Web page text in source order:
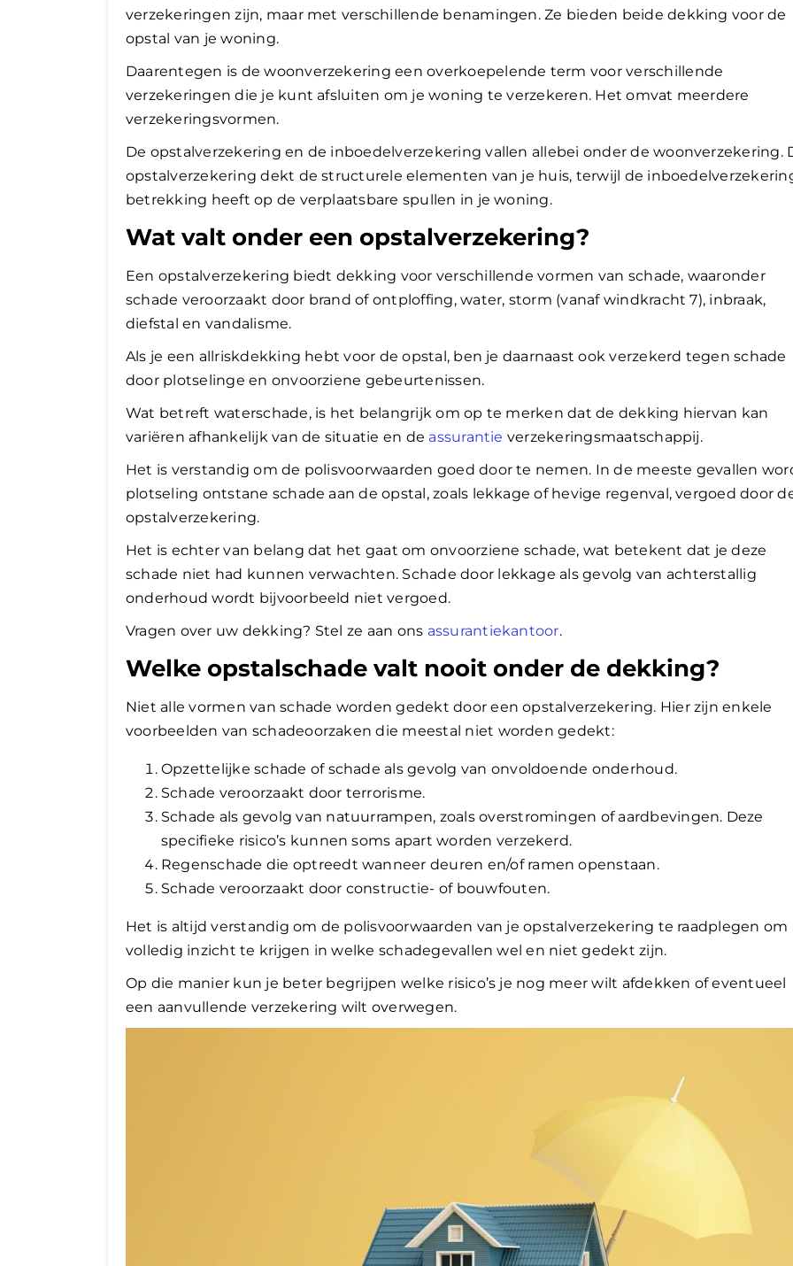
verzekeringen zijn, maar met verschillende benamingen. Ze bieden beide dekking voor de
opstal van je woning.
Daarentegen is de woonverzekering een overkoepelende term voor verschillende
verzekeringen die je kunt afsluiten om je woning te verzekeren. Het omvat meerdere
verzekeringsvormen.
De opstalverzekering en de inboedelverzekering vallen allebei onder de woonverzekering.
opstalverzekering dekt de structurele elementen van je huis, terwijl de
betrekking heeft op de verplaatsbare spullen in je woning.
Wat valt onder een opstalverzekering?
Een opstalverzekering biedt dekking voor verschillende vormen van schade, waaronder
schade veroorzaakt door brand of ontploffing, water, storm (vanaf windkracht 7), inbraak,
diefstal en vandalisme.
Als je een allriskdekking hebt voor de opstal, ben je daarnaast ook verzekerd tegen schade
door plotselinge en onvoorziene gebeurtenissen.
Wat betreft waterschade, is het belangrijk om op te merken dat de dekking hiervan kan
variëren afhankelijk van de situatie en de assurantie verzekeringsmaatschappij.
Het is verstandig om de polisvoorwaarden goed door te nemen. In de meeste gevallen
plotseling ontstane schade aan de opstal, zoals lekkage of hevige regenval, vergoed door
opstalverzekering.
Het is echter van belang dat het gaat om onvoorziene schade, wat betekent dat je deze
schade niet had kunnen verwachten. Schade door lekkage als gevolg van achterstallig
onderhoud wordt bijvoorbeeld niet vergoed.
Vragen over uw dekking? Stel ze aan ons assurantiekantoor.
Welke opstalschade valt nooit onder de dekking?
Niet alle vormen van schade worden gedekt door een opstalverzekering. Hier zijn enkele
voorbeelden van schadeoorzaken die meestal niet worden gedekt:
Opzettelijke schade of schade als gevolg van onvoldoende onderhoud.
Schade veroorzaakt door terrorisme.
Schade als gevolg van natuurrampen, zoals overstromingen of aardbevingen. Deze
specifieke risico’s kunnen soms apart worden verzekerd.
Regenschade die optreedt wanneer deuren en/of ramen openstaan.
Schade veroorzaakt door constructie- of bouwfouten.
Het is altijd verstandig om de polisvoorwaarden van je opstalverzekering te raadplegen om
volledig inzicht te krijgen in welke schadegevallen wel en niet gedekt zijn.
Op die manier kun je beter begrijpen welke risico’s je nog meer wilt afdekken of eventueel
een aanvullende verzekering wilt overwegen.